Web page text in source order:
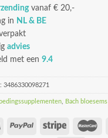
vanaf € 20,-
in NL & BE
advies
met een 9.4
3486330098271
Bach bloesems